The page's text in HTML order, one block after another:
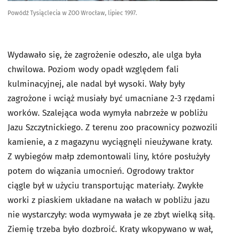
Powódź Tysiąclecia w ZOO Wrocław, lipiec 1997.
Wydawało się, że zagrożenie odeszło, ale ulga była
chwilowa. Poziom wody opadł względem fali
kulminacyjnej, ale nadal był wysoki. Wały były
zagrożone i wciąż musiały być umacniane 2-3 rzędami
worków. Szalejąca woda wymyła nabrzeże w pobliżu
Jazu Szczytnickiego. Z terenu zoo pracownicy pozwozili
kamienie, a z magazynu wyciągnęli nieużywane kraty.
Z wybiegów małp zdemontowali liny, które posłużyły
potem do wiązania umocnień. Ogrodowy traktor
ciągle był w użyciu transportując materiały. Zwykłe
worki z piaskiem układane na wałach w pobliżu jazu
nie wystarczyły: woda wymywała je ze zbyt wielką siłą.
Ziemię trzeba było dozbroić. Kraty wkopywano w wał,